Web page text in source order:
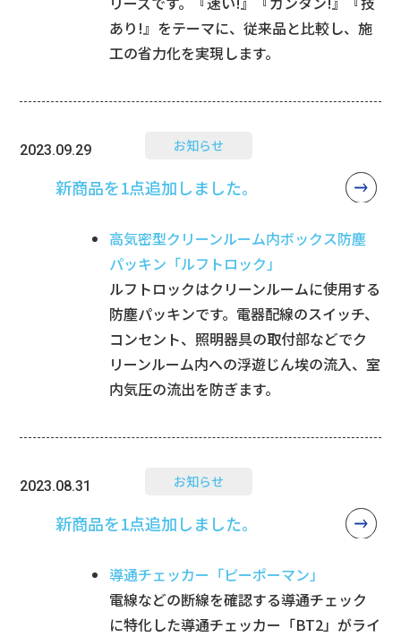
あり!』をテーマに、従来品と比較し、施
工の省力化を実現します。
2023.09.29 お知らせ
新商品を1点追加しました。
高気密型クリーンルーム内ボックス防塵
パッキン「ルフトロック」
ルフトロックはクリーンルームに使用する
防塵パッキンです。電器配線のスイッチ、
コンセント、照明器具の取付部などでク
リーンルーム内への浮遊じん埃の流入、室
内気圧の流出を防ぎます。
2023.08.31 お知らせ
新商品を1点追加しました。
導通チェッカー「ピーポーマン」
電線などの断線を確認する導通チェック
に特化した導通チェッカー「BT2」がライ